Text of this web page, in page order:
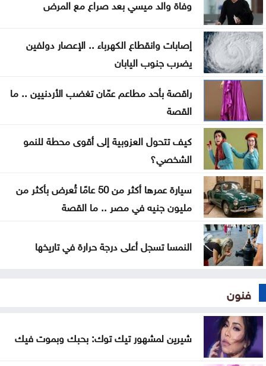
وفاة والد ميسي بعد صراع مع المرض
إصابات وانقطاع الكهرباء .. الإعصار دولفين
يضرب جنوب اليابان
راقصة بأحد مطاعم عمّان تغضب الأردنيين .. ما
القصة
كيف تتحول العزوبية إلى أقوى محطة للنمو
الشخصي؟
سيارة عمرها أكثر من 50 عامًا تُعرض بأكثر من
مليون جنيه في مصر .. ما القصة
النمسا تسجل أعلى درجة حرارة في تاريخها
فنون
شيرين لمشهور تيك توك: بحبك وبموت فيك